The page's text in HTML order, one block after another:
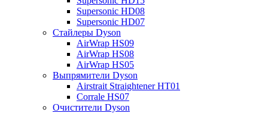
Supersonic HD08
Supersonic HD07
Стайлеры Dyson
AirWrap HS09
AirWrap HS08
AirWrap HS05
Выпрямители Dyson
Airstrait Straightener HT01
Corrale HS07
Очистители Dyson